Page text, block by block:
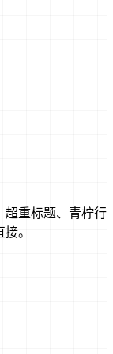
超重标题、青柠行
。